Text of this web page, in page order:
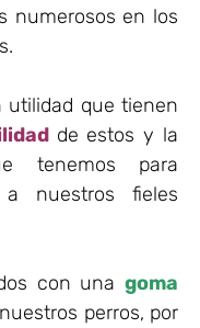
numerosos en los
utilidad que tienen
de estos y la
tenemos para
nuestros fieles
con una goma
perros, por